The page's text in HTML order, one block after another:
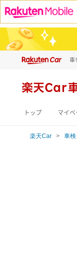
車
楽天Car
トップ マイペ
楽天Car 車検